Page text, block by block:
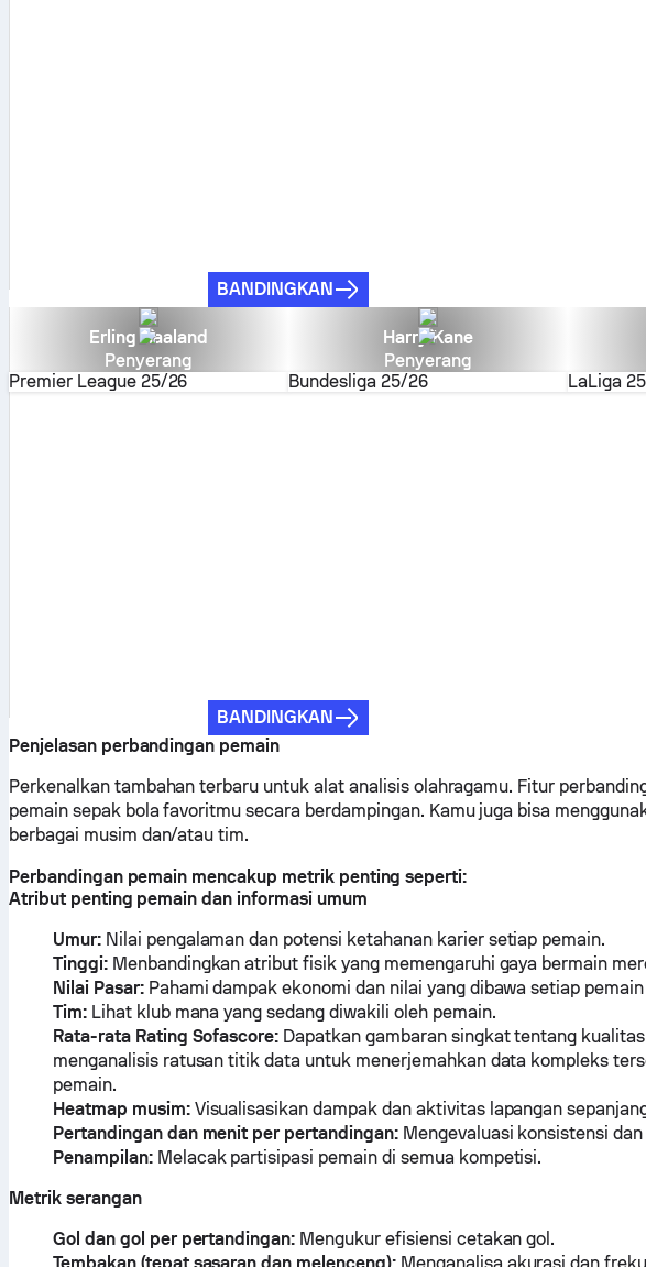
BANDINGKAN
Erling Haaland
Penyerang
Premier League 25/26
Harry Kane
Penyerang
Bundesliga 25/26
BANDINGKAN
LaLiga
Penjelasan perbandingan pemain
Perkenalkan tambahan terbaru untuk alat analisis olahragamu. Fitur
pemain sepak bola favoritmu secara berdampingan. Kamu juga bisa
berbagai musim dan/atau tim.
Perbandingan pemain mencakup metrik penting seperti:
Atribut penting pemain dan informasi umum
Umur:Nilai pengalaman dan potensi ketahanan karier setiap pemain.
Tinggi:Menbandingkan atribut fisik yang memengaruhi gaya bermain
Nilai Pasar:Pahami dampak ekonomi dan nilai yang dibawa setiap
Tim:Lihat klub mana yang sedang diwakili oleh pemain.
Rata-rata Rating Sofascore: Dapatkan gambaran singkat tentang
menganalisis ratusan titik data untuk menerjemahkan data kompleks
pemain.
Heatmap musim:Visualisasikan dampak dan aktivitas lapangan
Pertandingan dan menit per pertandingan:Mengevaluasi konsistensi
Penampilan:Melacak partisipasi pemain di semua kompetisi.
Metrik serangan
Gol dan gol per pertandingan: Mengukur efisiensi cetakan gol.
Tembakan (tepat sasaran dan melenceng):Menganalisa akurasi dan